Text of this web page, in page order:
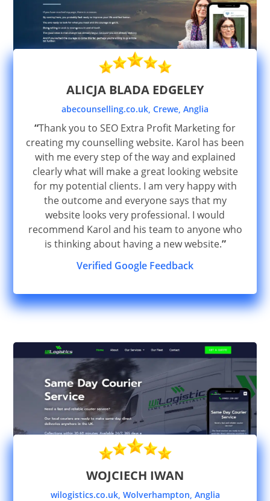
ALICJA BLADA EDGELEY
abecounselling.co.uk, Crewe, Anglia
“Thank you to SEO Extra Profit Marketing for
creating my counselling website. Karol has been
with me every step of the way and explained
clearly what will make a great looking website
for my potential clients. I am very happy with
the outcome and everyone says that my
website looks very professional. I would
recommend Karol and his team to anyone who
is thinking about having a new website.”
Verified Google Feedback
WOJCIECH IWAN
wilogistics.co.uk, Wolverhampton, Anglia